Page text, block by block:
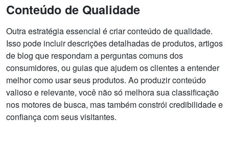
Conteúdo de Qualidade
Outra estratégia essencial é criar conteúdo de qualidade.
Isso pode incluir descrições detalhadas de produtos, artigos
de blog que respondam a perguntas comuns dos
consumidores, ou guias que ajudem os clientes a entender
melhor como usar seus produtos. Ao produzir conteúdo
valioso e relevante, você não só melhora sua classificação
nos motores de busca, mas também constrói credibilidade e
confiança com seus visitantes.